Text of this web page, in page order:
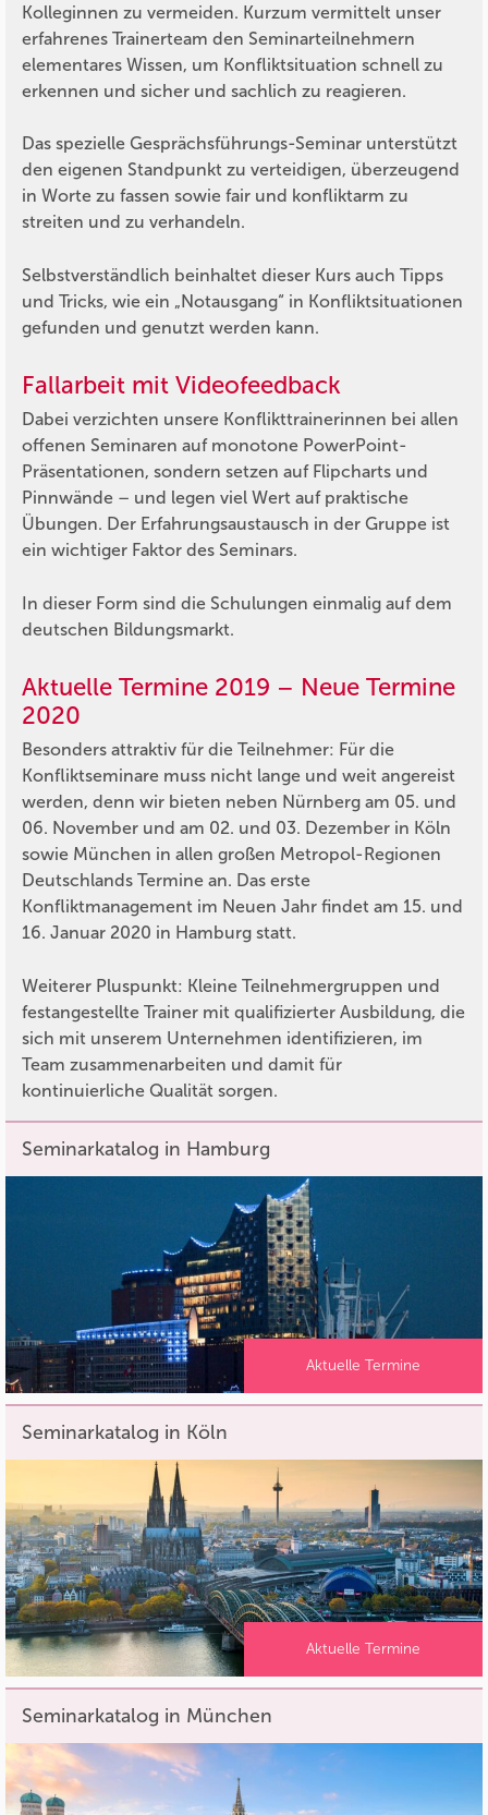
Kolleginnen zu vermeiden. Kurzum vermittelt unser
erfahrenes Trainerteam den Seminarteilnehmern
elementares Wissen, um Konfliktsituation schnell zu
erkennen und sicher und sachlich zu reagieren.
Das spezielle Gesprächsführungs-Seminar unterstützt
den eigenen Standpunkt zu verteidigen, überzeugend
in Worte zu fassen sowie fair und konfliktarm zu
streiten und zu verhandeln.
Selbstverständlich beinhaltet dieser Kurs auch Tipps
und Tricks, wie ein „Notausgang“ in Konfliktsituationen
gefunden und genutzt werden kann.
Fallarbeit mit Videofeedback
Dabei verzichten unsere Konflikttrainerinnen bei allen
offenen Seminaren auf monotone PowerPoint-
Präsentationen, sondern setzen auf Flipcharts und
Pinnwände – und legen viel Wert auf praktische
Übungen. Der Erfahrungsaustausch in der Gruppe ist
ein wichtiger Faktor des Seminars.
In dieser Form sind die Schulungen einmalig auf dem
deutschen Bildungsmarkt.
Aktuelle Termine 2019 – Neue Termine
2020
Besonders attraktiv für die Teilnehmer: Für die
Konfliktseminare muss nicht lange und weit angereist
werden, denn wir bieten neben Nürnberg am 05. und
06. November und am 02. und 03. Dezember in Köln
sowie München in allen großen Metropol-Regionen
Deutschlands Termine an. Das erste
Konfliktmanagement im Neuen Jahr findet am 15. und
16. Januar 2020 in Hamburg statt.
Weiterer Pluspunkt: Kleine Teilnehmergruppen und
festangestellte Trainer mit qualifizierter Ausbildung, die
sich mit unserem Unternehmen identifizieren, im
Team zusammenarbeiten und damit für
kontinuierliche Qualität sorgen.
Seminarkatalog in Hamburg
Aktuelle Termine
Seminarkatalog in Köln
Aktuelle Termine
Seminarkatalog in München